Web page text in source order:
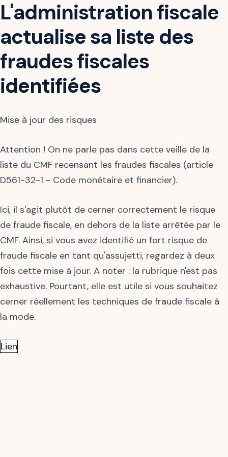
L'administration fiscale
actualise sa liste des
fraudes fiscales
identifiées
Mise à jour des risques
Attention ! On ne parle pas dans cette veille de la
liste du CMF recensant les fraudes fiscales (article
D561-32-1 - Code monétaire et financier).
Ici, il s'agit plutôt de cerner correctement le risque
de fraude fiscale, en dehors de la liste arrêtée par le
CMF. Ainsi, si vous avez identifié un fort risque de
fraude fiscale en tant qu'assujetti, regardez à deux
fois cette mise à jour. A noter : la rubrique n'est pas
exhaustive. Pourtant, elle est utile si vous souhaitez
cerner réellement les techniques de fraude fiscale à
la mode.
Lien